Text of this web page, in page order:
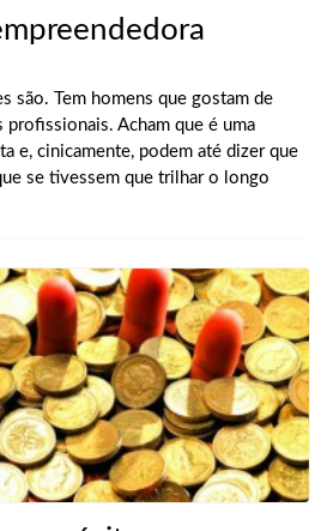
são. Tem homens que gostam de
Acham que é uma
e, cinicamente, podem até dizer que
se tivessem que trilhar o longo